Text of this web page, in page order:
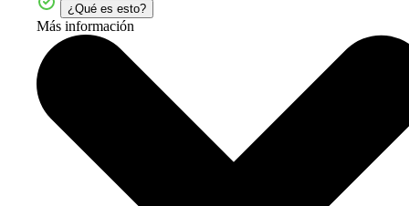
¿Qué es esto?
Más información